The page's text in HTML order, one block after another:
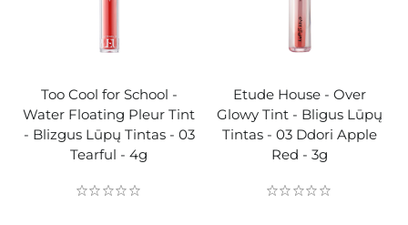
Too Cool for School -
Water Floating Pleur Tint
- Blizgus Lūpų Tintas - 03
Tearful - 4g
Etude House - Over
Glowy Tint - Bligus Lūpų
Tintas - 03 Ddori Apple
Red - 3g